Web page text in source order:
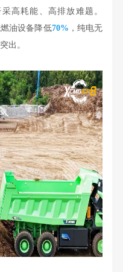
高耗能、高排放难题。
油设备降低70% ，纯电无
出。